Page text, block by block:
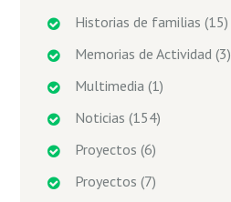
Historias de familias (15)
Memorias de Actividad (3)
Multimedia (1)
Noticias (154)
Proyectos (6)
Proyectos (7)